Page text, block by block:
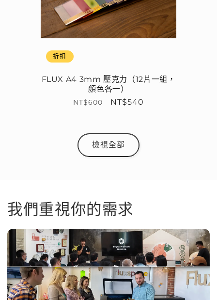
折扣
FLUX A4 3mm 壓克力（12片一組，
顏色各一）
定
NT$600
售
NT$540
檢視全部
我們重視你的需求